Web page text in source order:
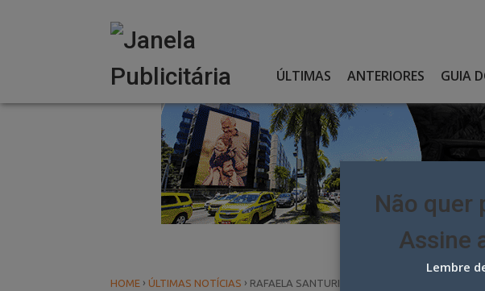
ÚLTIMAS ANTERIORES GUIA
HOME › ÚLTIMAS NOTÍCIAS › RAFAELA SANTURIAN É A NOVA DC DA LIVE THE
Não quer
Assine
Lembre